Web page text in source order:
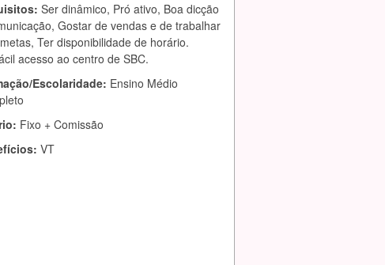
Ser dinâmico, Pró ativo, Boa dicção
Gostar de vendas e de trabalhar
Ter disponibilidade de horário.
acesso ao centro de SBC.
Escolaridade: Ensino Médio
Fixo + Comissão
VT